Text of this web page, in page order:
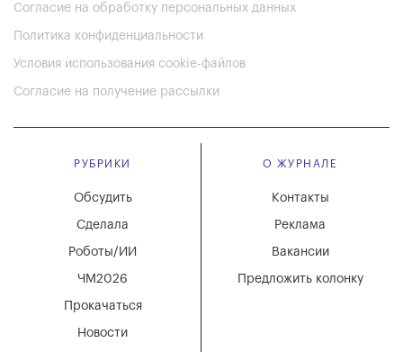
Согласие на обработку персональных данных
Политика конфиденциальности
Условия использования cookie-файлов
Согласие на получение рассылки
РУБРИКИ
Новости
Обсудить
Сделала
Роботы/ИИ
ЧМ2026
Прокачаться
О ЖУРНАЛЕ
Вакансии
Реклама
Контакты
Предложить колонку